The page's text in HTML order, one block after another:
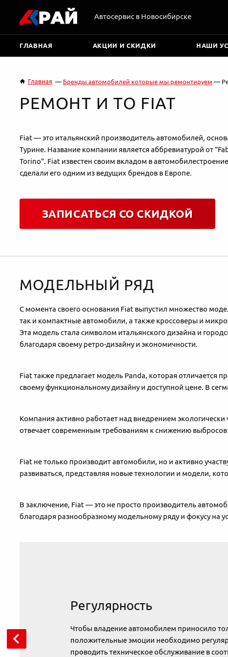
Автосервис в Новосибирске
ГЛАВНАЯ АКЦИИ И СКИДКИ НАШИ
Главная Бренды автомобилей которые мы ремонтируем
РЕМОНТ И ТО FIAT
Fiat — это итальянский производитель автомобилей,
Турине. Название компании является аббревиатурой от
Torino". Fiat известен своим вкладом в
сделали его одним из ведущих брендов в Европе.
ЗАПИСАТЬСЯ СО СКИДКОЙ
МОДЕЛЬНЫЙ РЯД
С момента своего основания Fiat выпустил множество
так и компактные автомобили, а также кроссоверы и
Эта модель стала символом итальянского дизайна и
благодаря своему ретро-дизайну и экономичности.
Fiat также предлагает модель Panda, которая отличается
своему функциональному дизайну и доступной цене. В
Компания активно работает над внедрением
отвечает современным требованиям к снижению
Fiat не только производит автомобили, но и активно
развиваться, представляя новые технологии и модели,
В заключение, Fiat — это не просто производитель
благодаря разнообразному модельному ряду и фокусу на
Регулярность
Чтобы владение автомобилем приносило
положительные эмоции необходимо
проводить техническое обслуживание в